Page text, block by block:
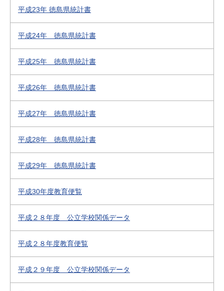
平成23年 徳島県統計書
平成24年 徳島県統計書
平成25年 徳島県統計書
平成26年 徳島県統計書
平成27年 徳島県統計書
平成28年 徳島県統計書
平成29年 徳島県統計書
平成30年度教育便覧
平成２８年度 公立学校関係データ
平成２８年度教育便覧
平成２９年度 公立学校関係データ